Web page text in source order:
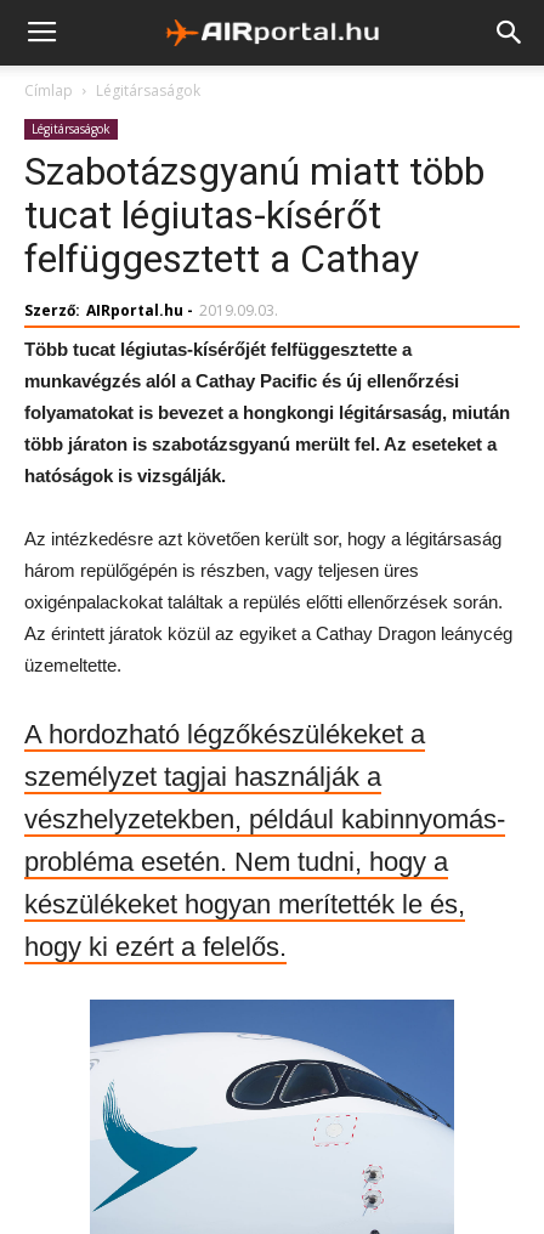
Címlap Légitársaságok
Légitársaságok
Szabotázsgyanú miatt több
tucat légiutas-kísérőt
felfüggesztett a Cathay
Szerző: AIRportal.hu - 2019.09.03.
Több tucat légiutas-kísérőjét felfüggesztette a
munkavégzés alól a Cathay Pacific és új ellenőrzési
folyamatokat is bevezet a hongkongi légitársaság, miután
több járaton is szabotázsgyanú merült fel. Az eseteket a
hatóságok is vizsgálják.
Az intézkedésre azt követően került sor, hogy a légitársaság
három repülőgépén is részben, vagy teljesen üres
oxigénpalackokat találtak a repülés előtti ellenőrzések során.
Az érintett járatok közül az egyiket a Cathay Dragon leánycég
üzemeltette.
A hordozható légzőkészülékeket a
személyzet tagjai használják a
vészhelyzetekben, például kabinnyomás-
probléma esetén. Nem tudni, hogy a
készülékeket hogyan merítették le és,
hogy ki ezért a felelős.